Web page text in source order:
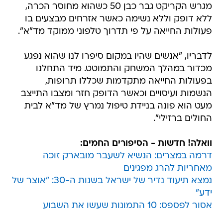
מגרש הקריקט גבר כבן 50 כשהוא מחוסר הכרה,
ללא דופק וללא נשימה כאשר אזרחים מבצעים בו
פעולות החייאה על פי תדרוך טלפוני ממוקד מד"א".
לדבריו, "אנשים שהיו במקום סיפרו לנו שהוא נפגע
מכדור במהלך המשחק והתמוטט. מיד התחלנו
בפעולות החייאה מתקדמות שכללו תרופות,
הנשמות ועיסויים וכאשר הדופק חזר ומצבו התייצב
מעט הוא פונה בניידת טיפול נמרץ של מד"א לבית
החולים ברזילי".
וואלה! חדשות - הסיפורים החמים:
דרמה במצרים: הנשיא לשעבר מובארק זוכה
מאחריות להרג מפגינים
נמצא תיעוד נדיר של ישראל בשנות ה-30: "אוצר של
ידע"
אסור לפספס: 10 התמונות שעשו את השבוע